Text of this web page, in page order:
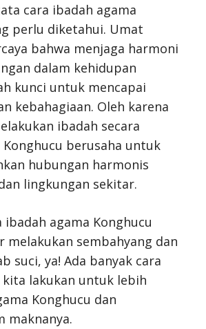
cara ibadah agama
perlu diketahui. Umat
bahwa menjaga harmoni
dalam kehidupan
kunci untuk mencapai
kebahagiaan. Oleh karena
ibadah secara
berusaha untuk
hubungan harmonis
lingkungan sekitar.
agama Konghucu
melakukan sembahyang dan
suci, ya! Ada banyak cara
kita lakukan untuk lebih
Konghucu dan
maknanya.